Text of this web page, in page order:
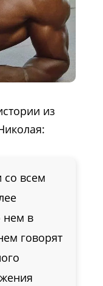
из
со всем
нем в
говорят